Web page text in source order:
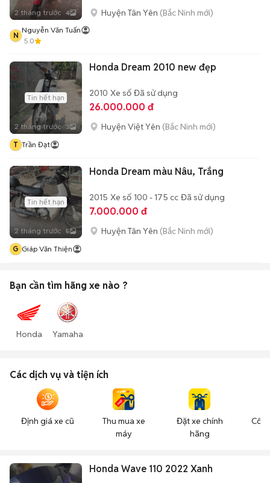
2 tháng trước 4 Huyện Tân Yên (Bắc Ninh mới)
N
Nguyễn Văn Tuấn
5.0
Tin hết hạn
2 tháng trước 3
Honda Dream 2010 new đẹp
2010 Xe số Đã sử dụng
26.000.000 đ
Huyện Việt Yên (Bắc Ninh mới)
T Trần Đạt
Tin hết hạn
2 tháng trước 5
Honda Dream màu Nâu, Trắng
2015 Xe số 100 - 175 cc Đã sử dụng
7.000.000 đ
Huyện Tân Yên (Bắc Ninh mới)
G Giáp Văn Thiện
Bạn cần tìm hãng xe nào ?
Honda Yamaha
Các dịch vụ và tiện ích
Định giá xe cũ
Thu mua xe
máy
Đặt xe chính
hãng
Honda Wave 110 2022 Xanh